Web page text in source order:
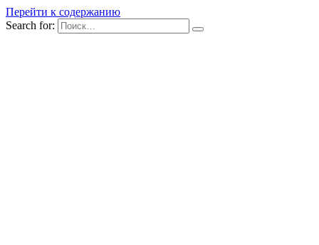
Перейти к содержанию
Search for: